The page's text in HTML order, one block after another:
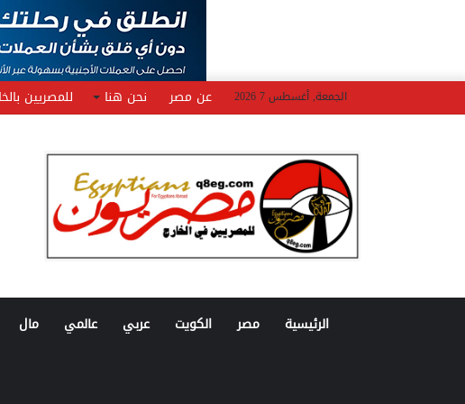
الجمعة, أغسطس 7 2026 عن مصر نحن هنا للمصريين
الرئيسية مصر الكويت عربي عالمي مال